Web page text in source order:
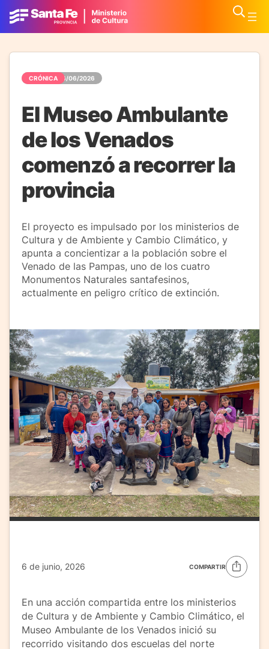
CRÓNICA 06/06/2026
El Museo Ambulante
de los Venados
comenzó a recorrer la
provincia
El proyecto es impulsado por los ministerios de
Cultura y de Ambiente y Cambio Climático, y
apunta a concientizar a la población sobre el
Venado de las Pampas, uno de los cuatro
Monumentos Naturales santafesinos,
actualmente en peligro crítico de extinción.
6 de junio, 2026 COMPARTIR
En una acción compartida entre los ministerios
de Cultura y de Ambiente y Cambio Climático, el
Museo Ambulante de los Venados inició su
recorrido visitando dos escuelas del norte